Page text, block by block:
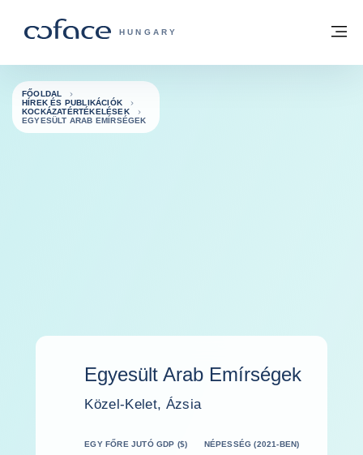
COFACE FOR TRADE - A COFACE
HUNGARY
Vissza a főoldalra
FŐOLDAL
HÍREK ÉS PUBLIKÁCIÓK
KOCKÁZATÉRTÉKELÉSEK
EGYESÜLT ARAB EMÍRSÉGEK
Egyesült Arab Emírségek
Közel-Kelet, Ázsia
EGY FŐRE JUTÓ GDP ($) NÉPESSÉG (2021-BEN)